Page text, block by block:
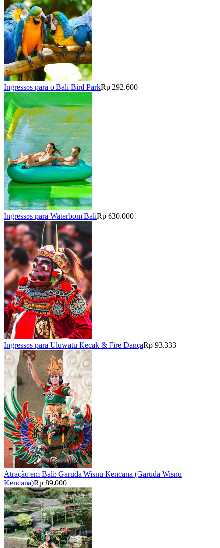
Ingressos para o Bali Bird ParkRp 292.600
Ingressos para Waterbom BaliRp 630.000
Ingressos para Uluwatu Kecak & Fire DançaRp 93.333
Atração em Bali: Garuda Wisnu Kencana (Garuda Wisnu
Kencana)Rp 89.000